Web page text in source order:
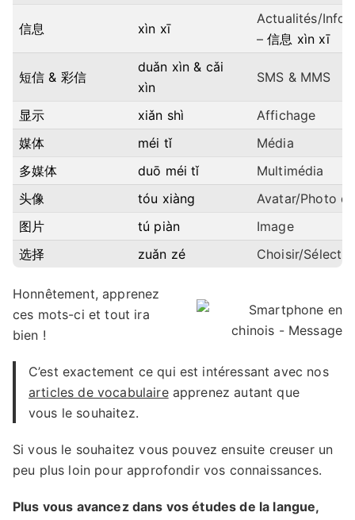
信息 xìn xī
Actualités/
– 信息 xìn xī
短信 & 彩信
duǎn xìn & cǎi
xìn
SMS & MMS
显示 xiǎn shì
Affichage
媒体
méi tǐ
Média
多媒体
duō méi tǐ
Multimédia
头像
tóu xiàng
Avatar/Photo
图片
tú piàn
Image
选择
zuǎn zé Choisir/
Honnêtement, apprenez
ces mots-ci et tout ira
bien !
C’est exactement ce qui est intéressant avec nos
articles de vocabulaireapprenez autant que
vous le souhaitez.
Si vous le souhaitez vous pouvez ensuite creuser un
peu plus loin pour approfondir vos connaissances.
Plus vous avancez dans vos études de la langue,